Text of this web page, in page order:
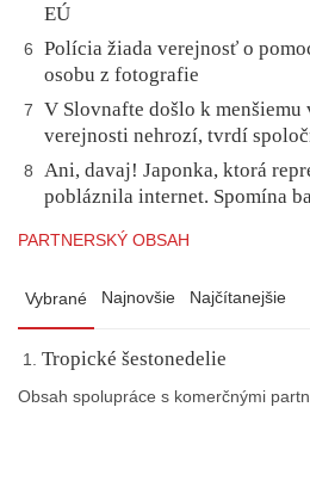
EÚ
6
Polícia žiada verejnosť o
osobu z fotografie
7
V Slovnafte došlo k menšiemu
verejnosti nehrozí, tvrdí
8
Ani, davaj! Japonka, ktorá
pobláznila internet. Spomína
PARTNERSKÝ OBSAH
Vybrané Najnovšie Najčítanejšie
Tropické šestonedelie
Obsah spolupráce s komerčnými